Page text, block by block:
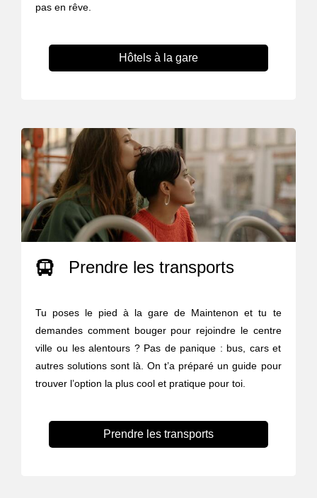
pas en rêve.
Hôtels à la gare
Prendre les transports
Tu poses le pied à la gare de Maintenon et tu te
demandes comment bouger pour rejoindre le centre
ville ou les alentours ? Pas de panique : bus, cars et
autres solutions sont là. On t’a préparé un guide pour
trouver l’option la plus cool et pratique pour toi.
Prendre les transports